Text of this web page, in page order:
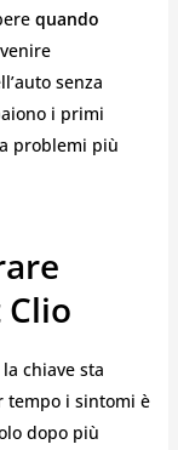
quando
senza
i primi
problemi più
chiave sta
tempo i sintomi è
dopo più